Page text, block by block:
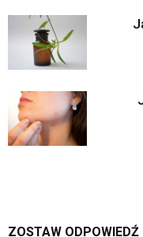
ZOSTAW ODPOWIEDŹ